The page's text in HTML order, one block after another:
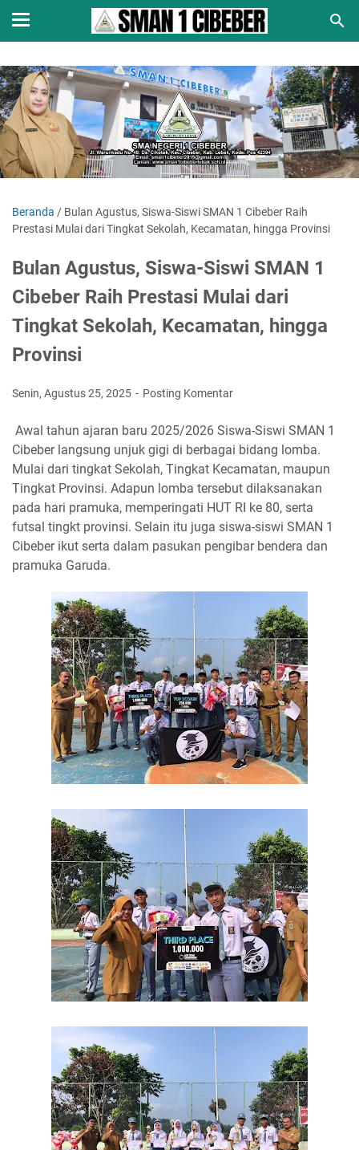
Beranda / Bulan Agustus, Siswa-Siswi SMAN 1 Cibeber Raih
Prestasi Mulai dari Tingkat Sekolah, Kecamatan, hingga Provinsi
Bulan Agustus, Siswa-Siswi SMAN 1
Cibeber Raih Prestasi Mulai dari
Tingkat Sekolah, Kecamatan, hingga
Provinsi
Senin, Agustus 25, 2025 Posting Komentar
Awal tahun ajaran baru 2025/2026 Siswa-Siswi SMAN 1
Cibeber langsung unjuk gigi di berbagai bidang lomba.
Mulai dari tingkat Sekolah, Tingkat Kecamatan, maupun
Tingkat Provinsi. Adapun lomba tersebut dilaksanakan
pada hari pramuka, memperingati HUT RI ke 80, serta
futsal tingkt provinsi. Selain itu juga siswa-siswi SMAN 1
Cibeber ikut serta dalam pasukan pengibar bendera dan
pramuka Garuda.